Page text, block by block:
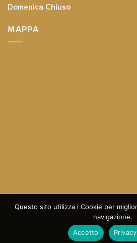
Domenica Chiuso
MAPPA
© Copyright - 2023 Design By
Rights Reserved - P.I.:
Questo sito utilizza i Cookie per
navigazione.
Accetto